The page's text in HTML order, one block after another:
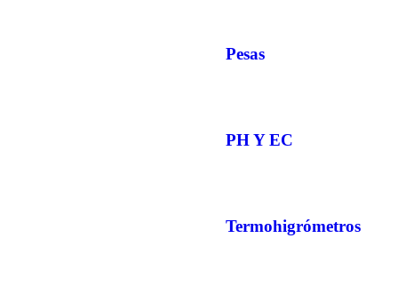
Pesas
PH Y EC
Termohigrómetros